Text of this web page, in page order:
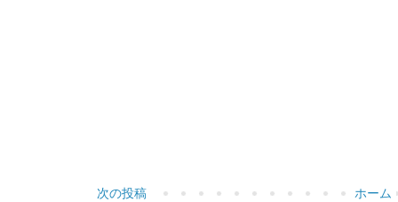
次の投稿 ホーム